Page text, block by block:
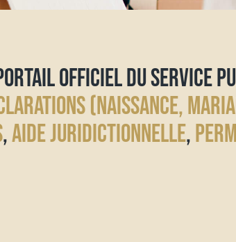
OFFICIEL DU SERVICE
(NAISSANCE,
,AIDE JURIDICTIONNELLE,